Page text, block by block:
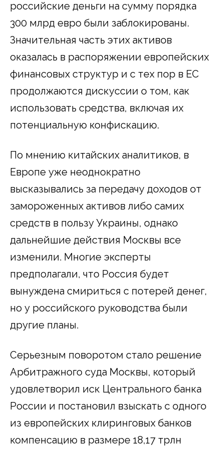
российские деньги на сумму порядка
300 млрд евро были заблокированы.
Значительная часть этих активов
оказалась в распоряжении европейских
финансовых структур и с тех пор в ЕС
продолжаются дискуссии о том, как
использовать средства, включая их
потенциальную конфискацию.
По мнению китайских аналитиков, в
Европе уже неоднократно
высказывались за передачу доходов от
замороженных активов либо самих
средств в пользу Украины, однако
дальнейшие действия Москвы все
изменили. Многие эксперты
предполагали, что Россия будет
вынуждена смириться с потерей денег,
но у российского руководства были
другие планы.
Серьезным поворотом стало решение
Арбитражного суда Москвы, который
удовлетворил иск Центрального банка
России и постановил взыскать с одного
из европейских клиринговых банков
компенсацию в размере 18,17 трлн